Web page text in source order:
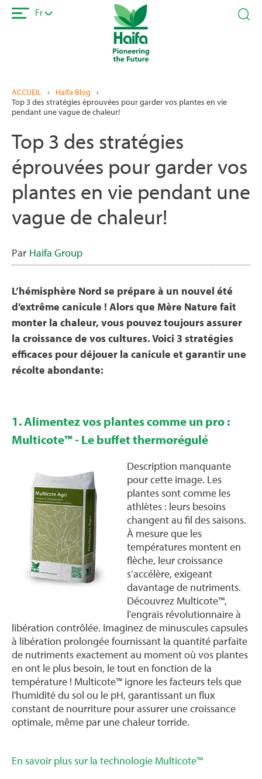
Aller
Fr
ACCUEIL › Haifa Blog ›
Top 3 des stratégies éprouvées pour garder vos plantes en vie
pendant une vague de chaleur!
Top 3 des stratégies
éprouvées pour garder vos
plantes en vie pendant une
vague de chaleur!
Par Haifa Group
L’hémisphère Nord se prépare à un nouvel été
d’extrême canicule ! Alors que Mère Nature fait
monter la chaleur, vous pouvez toujours assurer
la croissance de vos cultures. Voici 3 stratégies
efficaces pour déjouer la canicule et garantir une
récolte abondante:
1. Alimentez vos plantes comme un pro :
Multicote™ - Le buffet thermorégulé
Description manquante
pour cette image. Les
plantes sont comme les
athlètes : leurs besoins
changent au fil des saisons.
À mesure que les
températures montent en
flèche, leur croissance
s’accélère, exigeant
davantage de nutriments.
Découvrez Multicote™,
l'engrais révolutionnaire à
libération contrôlée. Imaginez de minuscules capsules
à libération prolongée fournissant la quantité parfaite
de nutriments exactement au moment où vos plantes
en ont le plus besoin, le tout en fonction de la
température ! Multicote™ ignore les facteurs tels que
l'humidité du sol ou le pH, garantissant un flux
constant de nourriture pour assurer une croissance
optimale, même par une chaleur torride.
En savoir plus sur la technologie Multicote™